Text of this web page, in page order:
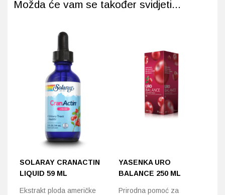
Možda će vam se također svidjeti...
SOLARAY CRANACTIN
LIQUID 59 ML
Ekstrakt ploda američke
YASENKA URO
BALANCE 250 ML
Prirodna pomoć za